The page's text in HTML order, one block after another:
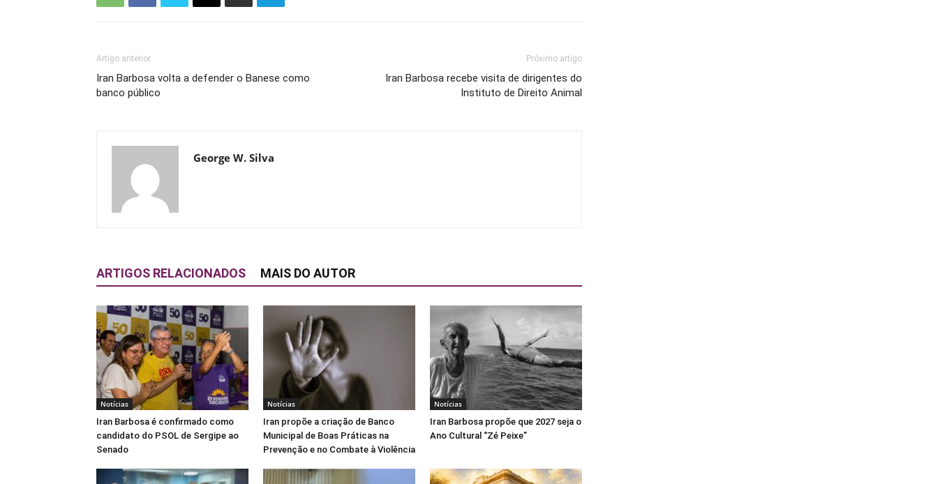
Artigo anterior
Iran Barbosa volta a defender o Banese como
banco público
Próximo artigo
Iran Barbosa recebe visita de dirigentes do
Instituto de Direito Animal
George W. Silva
ARTIGOS RELACIONADOS MAIS DO AUTOR
Notícias
Iran Barbosa é confirmado como
candidato do PSOL de Sergipe ao
Senado
Notícias
Iran propõe a criação de Banco
Municipal de Boas Práticas na
Prevenção e no Combate à Violência
Notícias
Iran Barbosa propõe que 2027 seja o
Ano Cultural “Zé Peixe”